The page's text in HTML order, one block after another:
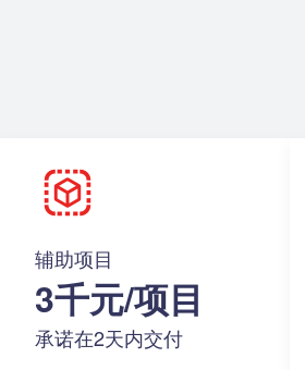
辅助项目
3千元/项目
承诺在2天内交付